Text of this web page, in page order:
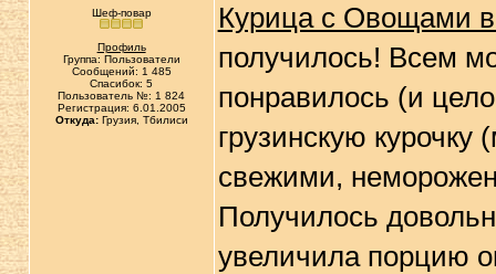
Шеф-повар
Профиль
Группа: Пользователи
Сообщений: 1 485
Спасибок: 5
Пользователь №: 1 824
Регистрация: 6.01.2005
Откуда:Грузия, Тбилиси
Курица с Овощами
получилось! Всем
понравилось (и
грузинскую
свежими,
Получилось
увеличила порцию